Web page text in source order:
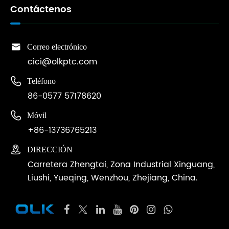
Contáctenos
 Correo electrónico
cici@olkptc.com
 Teléfono
86-0577 57178620
 Móvil
+86-13736765213
 DIRECCIÓN
Carretera Zhengtai, Zona Industrial Xinguang,
Liushi, Yueqing, Wenzhou, Zhejiang, China.